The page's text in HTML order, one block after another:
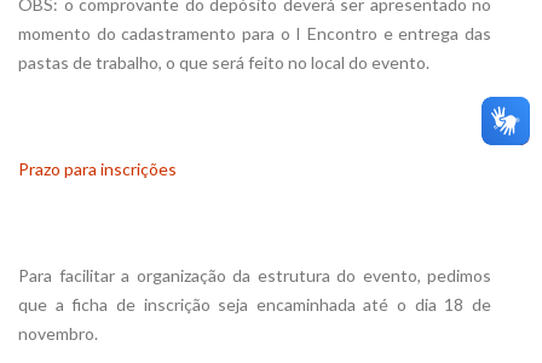
OBS: o comprovante do depósito deverá ser apresentado no
momento do cadastramento para o I Encontro e entrega das
pastas de trabalho, o que será feito no local do evento.
Prazo para inscrições
Para facilitar a organização da estrutura do evento, pedimos
que a ficha de inscrição seja encaminhada até o dia 18 de
novembro.